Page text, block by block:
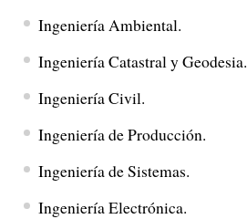
Ingeniería Ambiental.
Ingeniería Catastral y Geodesia.
Ingeniería Civil.
Ingeniería de Producción.
Ingeniería de Sistemas.
Ingeniería Electrónica.